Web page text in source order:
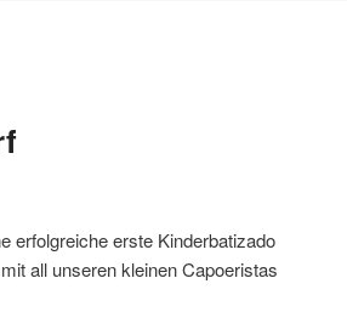
erfolgreiche erste Kinderbatizado
all unseren kleinen Capoeristas